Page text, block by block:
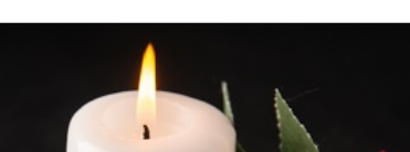
t
m
b
r